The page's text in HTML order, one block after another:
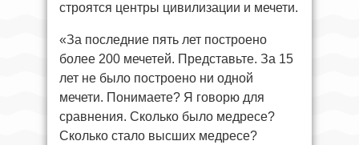
строятся центры цивилизации и мечети.
«За последние пять лет построено
более 200 мечетей. Представьте. За 15
лет не было построено ни одной
мечети. Понимаете? Я говорю для
сравнения. Сколько было медресе?
Сколько стало высших медресе?